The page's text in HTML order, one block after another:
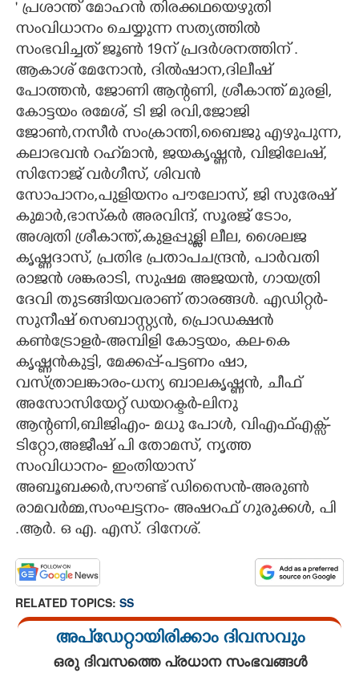
CARTOONS
LITERATURE
ZOOM
CONTACT US
' പ്രശാന്ത് മോഹൻ തിരക്കഥയെഴുതി
സംവിധാനം ചെയ്യുന്ന സത്യത്തിൽ
സംഭവിച്ചത് ജൂൺ 19ന് പ്രദർശനത്തിന് .
ആകാശ് മേനോൻ, ദിൽഷാന,ദിലീഷ്
പോത്തൻ, ജോണി ആന്റണി, ശ്രീകാന്ത് മുരളി,
കോട്ടയം രമേശ്, ടി ജി രവി,ജോജി
ജോൺ,നസീർ സംക്രാന്തി,ബൈജു എഴുപുന്ന,
കലാഭവൻ റഹ്‌മാൻ, ജയകൃഷ്ണൻ, വിജിലേഷ്,
സിനോജ് വർഗീസ്, ശിവൻ
സോപാനം,പുളിയനം പൗലോസ്, ജി സുരേഷ്
കുമാർ,ഭാസ്‌കർ അരവിന്ദ്, സൂരജ് ടോം,
അശ്വതി ശ്രീകാന്ത്,കുളപ്പുള്ളി ലീല, ശൈലജ
കൃഷ്ണദാസ്, പ്രതിഭ പ്രതാപചന്ദ്രൻ, പാർവതി
രാജൻ ശങ്കരാടി, സുഷമ അജയൻ, ഗായത്രി
ദേവി തുടങ്ങിയവരാണ് താരങ്ങൾ. എഡിറ്റർ-
സുനീഷ് സെബാസ്റ്റ്യൻ, പ്രൊഡക്ഷൻ
കൺട്രോളർ-അമ്പിളി കോട്ടയം, കല-കെ
കൃഷ്ണൻകുട്ടി, മേക്കപ്പ്-പട്ടണം ഷാ,
വസ്ത്രാലങ്കാരം-ധന്യ ബാലകൃഷ്ണൻ, ചീഫ്
അസോസിയേറ്റ് ഡയറക്ടർ-ലിനു
ആന്റണി,ബിജിഎം- മധു പോൾ, വിഎഫ്എക്സ്-
ടിറ്റോ,അജീഷ് പി തോമസ്, നൃത്ത
സംവിധാനം- ഇംതിയാസ്
അബൂബക്കർ,സൗണ്ട് ഡിസൈൻ-അരുൺ
രാമവർമ്മ,സംഘട്ടനം- അഷറഫ് ഗുരുക്കൾ, പി
.ആർ. ഒ എ. എസ്. ദിനേശ്.
RELATED TOPICS: SS
അപ്ഡേറ്റായിരിക്കാം ദിവസവും
ഒരു ദിവസത്തെ പ്രധാന സംഭവങ്ങൾ